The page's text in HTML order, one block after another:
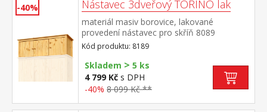
-40% Nástavec 3dveřový TORINO lak
materiál masiv borovice, lakované
provedení nástavec pro skříň 8089
Kód produktu: 8189
Skladem > 5 ks
4 799 Kč s DPH
-40% 8 099 Kč **